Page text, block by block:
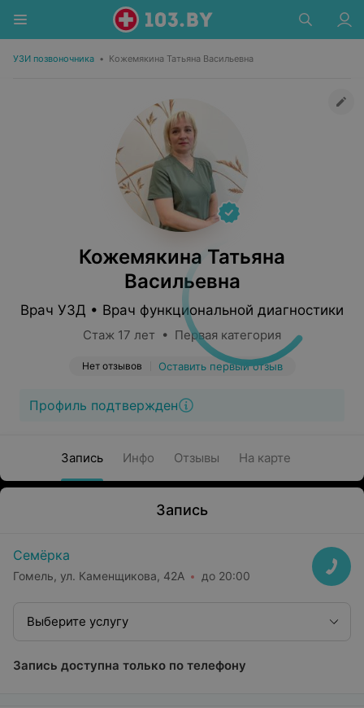
УЗИ позвоночника • Кожемякина Татьяна Васильевна
Кожемякина Татьяна
Васильевна
Врач УЗД • Врач функциональной диагностики
Стаж 17 лет • Первая категория
Нет отзывов Оставить первый отзыв
Профиль подтвержден
Запись Инфо Отзывы На карте
Запись
Семёрка
Гомель, ул. Каменщикова, 42А до 20:00
Выберите услугу
Запись доступна только по телефону